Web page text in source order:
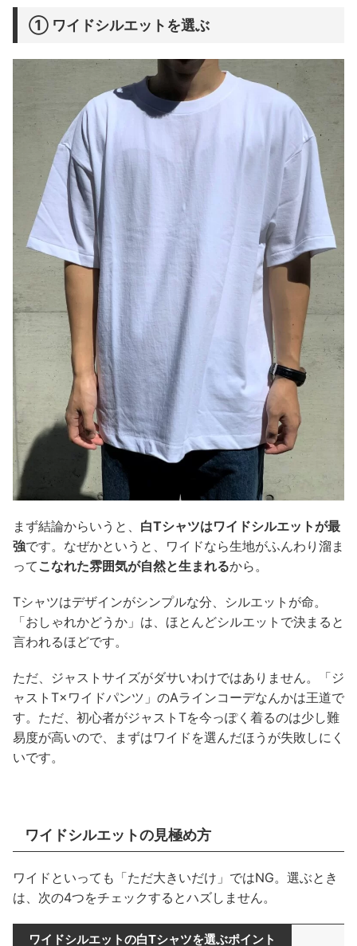
① ワイドシルエットを選ぶ
まず結論からいうと、 白Tシャツはワイドシルエットが最
強です。なぜかというと、ワイドなら生地がふんわり溜ま
って こなれた雰囲気が自然と生まれるから。
Tシャツはデザインがシンプルな分、シルエットが命。
「おしゃれかどうか」は、ほとんどシルエットで決まると
言われるほどです。
ただ、ジャストサイズがダサいわけではありません。「ジ
ャストT×ワイドパンツ」のAラインコーデなんかは王道で
す。ただ、初心者がジャストTを今っぽく着るのは少し難
易度が高いので、まずはワイドを選んだほうが失敗しにく
いです。
ワイドシルエットの見極め方
ワイドといっても「ただ大きいだけ」ではNG。選ぶとき
は、次の4つをチェックするとハズしません。
ワイドシルエットの白Tシャツを選ぶポイント